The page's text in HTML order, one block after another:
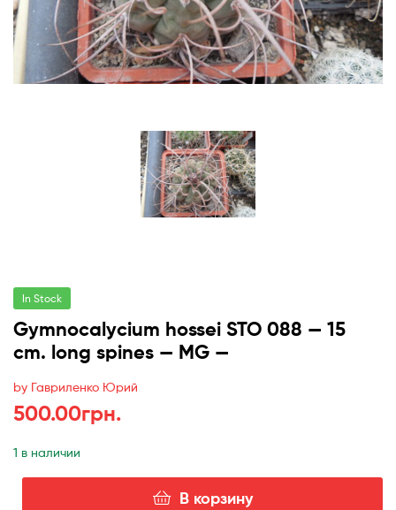
In Stock
Gymnocalycium hossei STO 088 — 15
cm. long spines — MG —
by Гавриленко Юрий
500.00грн.
1 в наличии
В корзину